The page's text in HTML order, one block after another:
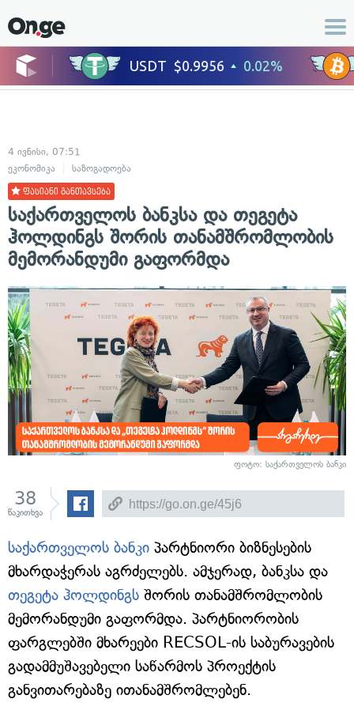
4 ივნისი, 07:51
ეკონომიკა
საზოგადოება
ფასიანი განთავსება
საქართველოს ბანკსა და თეგეტა
ჰოლდინგს შორის თანამშრომლობის
მემორანდუმი გაფორმდა
ფოტო: საქართველოს ბანკი
38
წაკითხვა
საქართველოს ბანკი პარტნიორი ბიზნესების
მხარდაჭერას აგრძელებს. ამჯერად, ბანკსა და
თეგეტა ჰოლდინგს შორის თანამშრომლობის
მემორანდუმი გაფორმდა. პარტნიორობის
ფარგლებში მხარეები RECSOL-ის საბურავების
გადამმუშავებელი საწარმოს პროექტის
განვითარებაზე ითანამშრომლებენ.